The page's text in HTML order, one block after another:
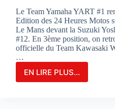
Le Team Yamaha YART #1
Edition des 24 Heures Motos
Le Mans devant la Suzuki
#12. En 3ème position, on
officielle du Team Kawasaki
…
EN LIRE PLUS...
LE